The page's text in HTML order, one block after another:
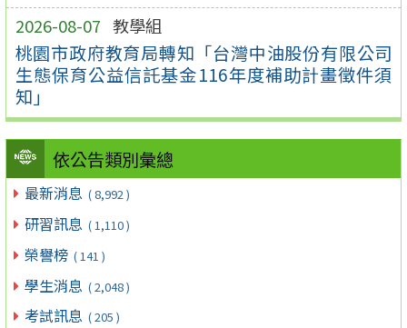
2026-08-07 教學組
桃園市政府教育局轉知「台灣中油股份有限公司
生態保育公益信託基金116年度補助計畫徵件須
知」
依公告類別彙總
最新消息 ( 8,992 )
研習訊息 ( 1,110 )
榮譽榜 ( 141 )
學生消息 ( 2,048 )
考試訊息 ( 205 )